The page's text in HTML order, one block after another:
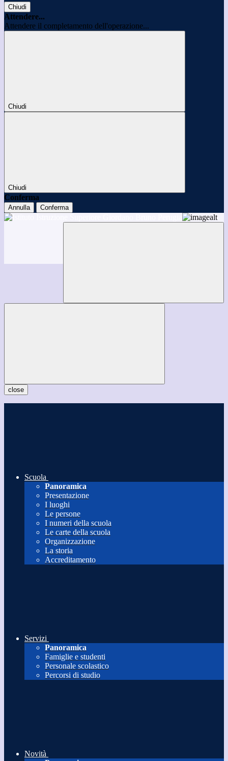
Chiudi
Attendere...
Attendere il completamento dell'operazione...
Chiudi
Chiudi
Conferma
Annulla Conferma
close
Scuola
Panoramica
Presentazione
I luoghi
Le persone
I numeri della scuola
Le carte della scuola
Organizzazione
La storia
Accreditamento
Servizi
Panoramica
Famiglie e studenti
Personale scolastico
Percorsi di studio
Novità